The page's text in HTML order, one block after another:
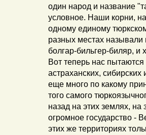
один народ и название
условное. Наши корни,
одному единому
разных местах называли
болгар-бильгер-биляр, и
Вот теперь нас пытаются
астраханских,
еще много по какому
того самого
назад на этих землях,
огромное государство -
этих же территориях